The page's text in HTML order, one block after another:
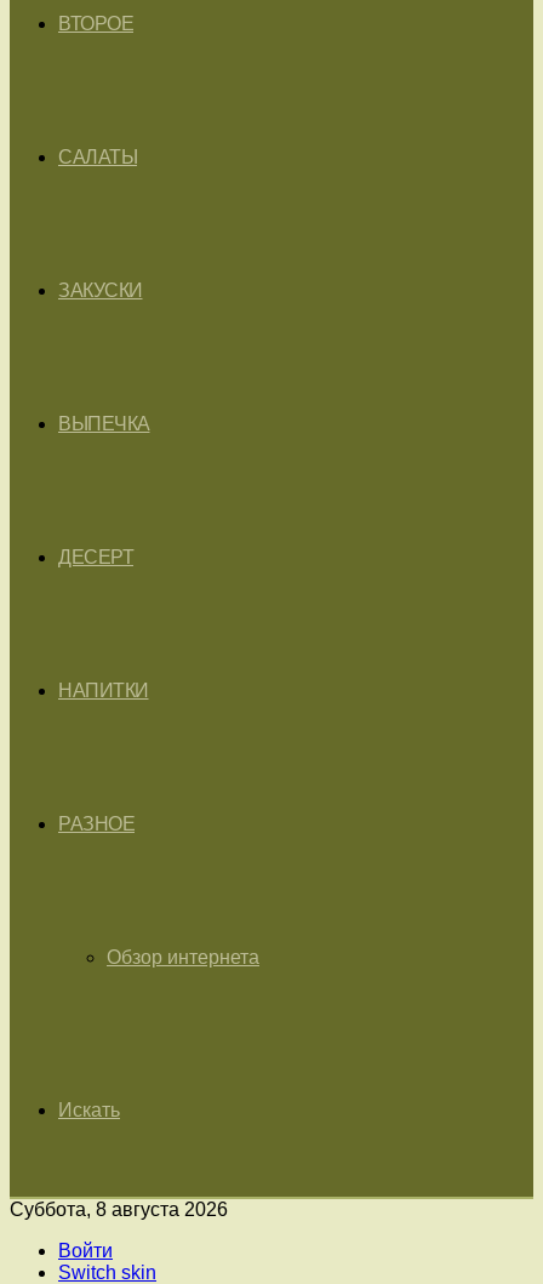
ВТОРОЕ
САЛАТЫ
ЗАКУСКИ
ВЫПЕЧКА
ДЕСЕРТ
НАПИТКИ
РАЗНОЕ
Обзор интернета
Искать
Суббота, 8 августа 2026
Войти
Switch skin